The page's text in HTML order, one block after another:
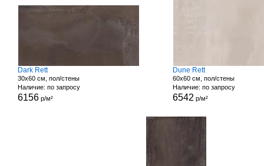
Dark Rett
30x60 см, пол/стены
Наличие: по запросу
6156 р/м²
Dune Rett
60x60 см, пол/стены
Наличие: по запросу
6542 р/м²